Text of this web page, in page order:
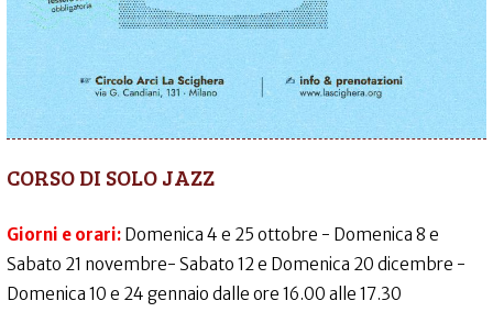
CORSO DI SOLO JAZZ
Giorni e orari: Domenica 4 e 25 ottobre - Domenica 8 e
Sabato 21 novembre- Sabato 12 e Domenica 20 dicembre -
Domenica 10 e 24 gennaio dalle ore 16.00 alle 17.30